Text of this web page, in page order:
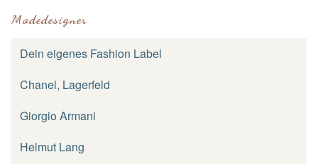
Modedesigner
Dein eigenes Fashion Label
Chanel, Lagerfeld
Giorgio Armani
Helmut Lang